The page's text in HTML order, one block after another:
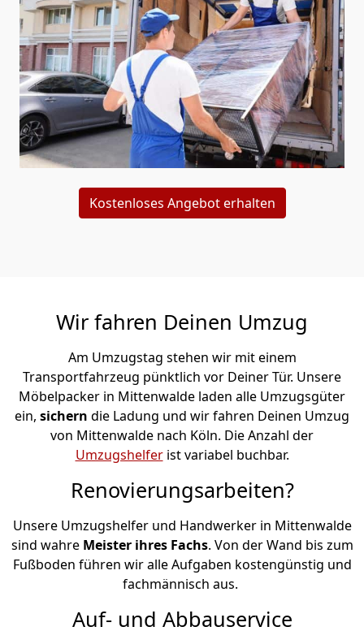
Kostenloses Angebot erhalten
Wir fahren Deinen Umzug
Am Umzugstag stehen wir mit einem
Transportfahrzeug pünktlich vor Deiner Tür. Unsere
Möbelpacker in Mittenwalde laden alle Umzugsgüter
ein, sichern die Ladung und wir fahren Deinen Umzug
von Mittenwalde nach Köln. Die Anzahl der
Umzugshelferist variabel buchbar.
Renovierungsarbeiten?
Unsere Umzugshelfer und Handwerker in Mittenwalde
sind wahre Meister ihres Fachs. Von der Wand bis zum
Fußboden führen wir alle Aufgaben kostengünstig und
fachmännisch aus.
Auf- und Abbauservice